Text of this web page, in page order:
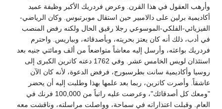
وأرهب العقول في هذا القرن. وعرض فردريك الأكبر وظيفة عميد
أكاديمية برلين على دالامبير حين استقال موبرتبوس. وكان الرياضي-
الفيزيائي-الفلكي-الموسوعي رجلا رقيق الحال ولكنه رفض المنصب
في أدب، ذلك أنه كان يعتز بحريته، وبأصدقائه، وبباريس. واحترم
فردريك بواعثه، وأرسل إليه معاشاً متواضعاً من ألف ومائتي جنيه بعد
استئذان لويس الخامس عشر. وفي 1762 دعته كاترين الكبرى إلى
روسيا وأكاديمية سانت بطرسبورج، فرفض الدعوة، لأنه كان الآن
عاشقاً. وأصرت كاترين، ربما بعد علمها بهذا وطلبت إليه أن يحضر
"ومعك كل أصدقائك"، وعرضت عليه راتباً من 100,000 فرنك في
العام. وقبلت اعتذاراته في سماحة، وواصلت مراسلته، وناقشت معه